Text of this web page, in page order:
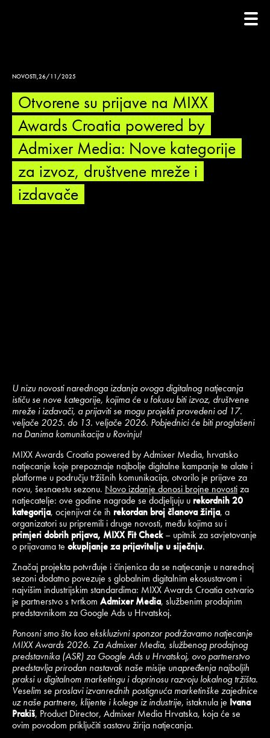
NOVOSTI,26/11/2025
Otvorene su prijave na MIXX
Awards Croatia powered by
Admixer Media: Nove kategorije
za izvoz, društvene mreže i
izdavače
U nizu novosti narednoga izdanja ovoga digitalnog natjecanja
ističu se nove kategorije, kojima će u fokusu biti izvoz, društvene
mreže i izdavači, a prijaviti se mogu projekti provedeni od 17.
veljače 2025. do 13. veljače 2026. Pobjednici će biti proglašeni
na Danima komunikacija u Rovinju!
MIXX Awards Croatia powered by Admixer Media, hrvatsko
natjecanje koje prepoznaje najbolje digitalne kampanje te alate i
platforme u području tržišnih komunikacija, otvorilo je prijave za
novu, šesnaestu sezonu. Novo izdanje donosi brojne novostiza
natjecatelje: ove godine nagrade se dodjeljuju u rekordnih 20
kategorija, ocjenjivat će ih rekordan broj članova žirija, a
organizatori su pripremili i druge novosti, među kojima su i
primjeri dobrih prijava, MIXX Fit Check– upitnik za savjetovanje
o prijavama te okupljanje za prijavitelje u siječnju.
Značaj projekta potvrđuje i činjenica da se natjecanje u narednoj
sezoni dodatno povezuje s globalnim digitalnim ekosustavom i
najvišim industrijskim standardima: MIXX Awards Croatia ostvario
je partnerstvo s tvrtkom Admixer Media, službenim prodajnim
predstavnikom za Google Ads u Hrvatskoj.
Ponosni smo što kao ekskluzivni sponzor podržavamo natjecanje
MIXX Awards 2026. Za Admixer Media, službenog prodajnog
predstavnika (ASR) za Google Ads u Hrvatskoj, ovo partnerstvo
predstavlja prirodan nastavak naše misije unapređenja najboljih
praksi u digitalnom marketingu i doprinosu razvoju lokalnog tržišta.
Veselim se proslavi izvanrednih postignuća marketinške zajednice
uz naše partnere, klijente i kolege iz industrije, istaknula je Ivana
Prakiš, Product Director, Admixer Media Hrvatska, koja će se
ovim povodom priključiti sastavu žirija natjecanja.